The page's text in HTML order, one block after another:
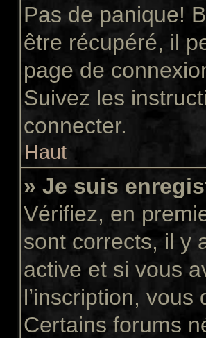
Pas de panique!
être récupéré, il
page de
Suivez les
connecter.
Haut
» Je suis
Vérifiez, en
sont corrects, il y
active et si vous
l’inscription,
Certains forums